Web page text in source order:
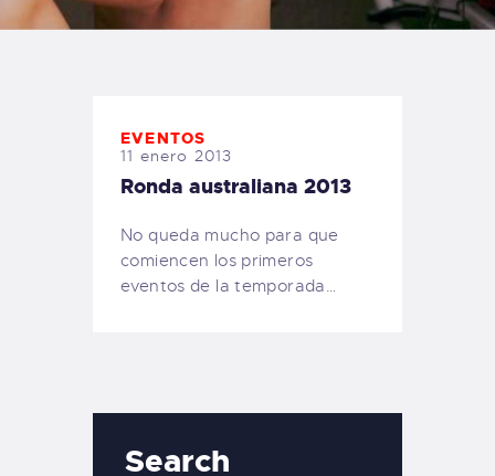
TIENDA FAMILY SURFERS
EVENTOS
11 enero 2013
Ronda australiana 2013
No queda mucho para que
comiencen los primeros
eventos de la temporada…
Search